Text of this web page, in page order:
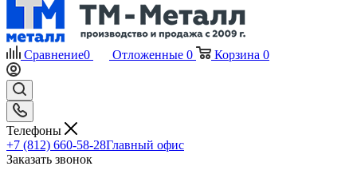
Сравнение0 Отложенные 0 Корзина 0
Телефоны
+7 (812) 660-58-28Главный офис
Заказать звонок